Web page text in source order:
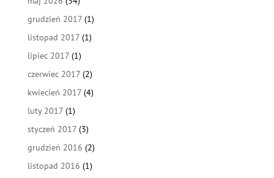
grudzień 2017(1)
listopad 2017(1)
lipiec 2017(1)
czerwiec 2017(2)
kwiecień 2017(4)
luty 2017(1)
styczeń 2017(3)
grudzień 2016 (2)
listopad 2016 (1)